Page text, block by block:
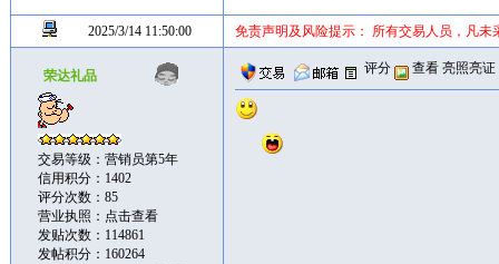
2025/3/14 11:50:00 免责声明及风险提示： 所有交易人员，凡
荣达礼品
交易等级：营销员第5年
信用积分：1402
评分次数：85
营业执照： 点击查看
发贴次数：114861
发帖积分：160264
评分 查看 亮照亮证